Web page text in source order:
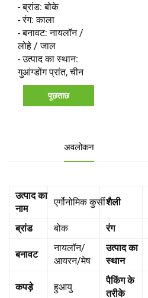
- ब्रांड: बोके
- रंग: काला
- बनावट: नायलॉन /
लोहे / जाल
- उत्पाद का स्थान:
गुआंग्डोंग प्रांत, चीन
पूछताछ
अवलोकन
उत्पाद का
नाम
एर्गोनोमिक कुर्सीशैली
ब्रांड बोक रंग
बनावट
नायलॉन/
आयरन/मेष
उत्पाद का
स्थान
कपड़े हुआयु
पैकिंग के
तरीके